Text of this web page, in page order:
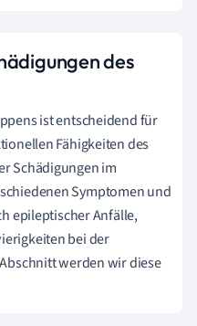
des
ist entscheidend für
Fähigkeiten des
Schädigungen im
Symptomen und
epileptischer Anfälle,
bei der
werden wir diese